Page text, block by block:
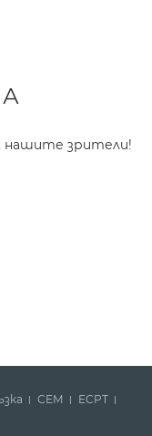
нашите зрители!
СЕМ
ECPT